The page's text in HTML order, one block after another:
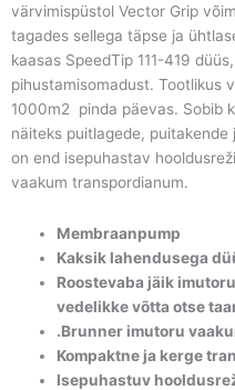
värvimispüstol Vector Grip
tagades sellega täpse ja
kaasas SpeedTip 111-419
pihustamisomadust. Tootlikus
1000m2 pinda päevas. Sobib
näiteks puitlagede,
on end isepuhastav
vaakum transpordianum.
Membraanpump
Kaksik lahendusega
Roostevaba jäik
vedelikke võtta otse
.Brunner imutoru
Kompaktne ja kerge
Isepuhastuv